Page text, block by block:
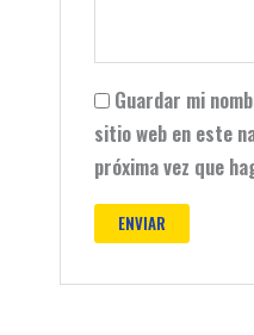
Guardar mi
sitio web en este
próxima vez que